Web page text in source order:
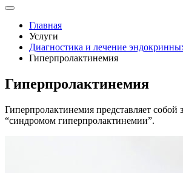
Главная
Услуги
Диагностика и лечение
Гиперпролактинемия
Гиперпролактинемия
Гиперпролактинемия представляет
“синдромом гиперпролактинемии”.